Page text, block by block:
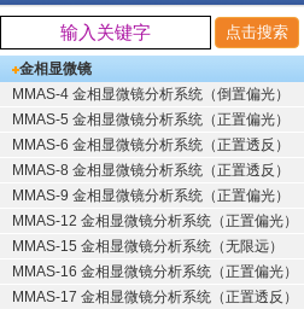
金相显微镜
MMAS-4 金相显微镜分析系统（倒置偏光）
MMAS-5 金相显微镜分析系统（正置偏光）
MMAS-6 金相显微镜分析系统（正置透反）
MMAS-8 金相显微镜分析系统（正置透反）
MMAS-9 金相显微镜分析系统（正置偏光）
MMAS-12 金相显微镜分析系统（正置偏光）
MMAS-15 金相显微镜分析系统（无限远）
MMAS-16 金相显微镜分析系统（正置偏光）
MMAS-17 金相显微镜分析系统（正置透反）